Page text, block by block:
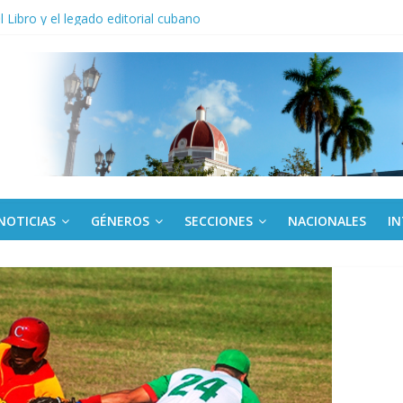
Empresa Eléctrica de La Habana y otras instalaciones
cubanos en certamen de ballet en Sudáfrica
para los niños trabajamos
una “crisis migratoria”
GÉNEROS SECCIONES NACIONALES